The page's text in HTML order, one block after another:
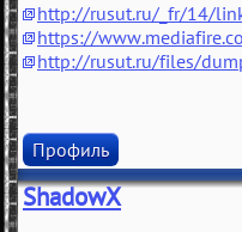
http://rusut.ru/_fr/14/
https://
http://rusut.ru/files/
Профиль
ShadowX